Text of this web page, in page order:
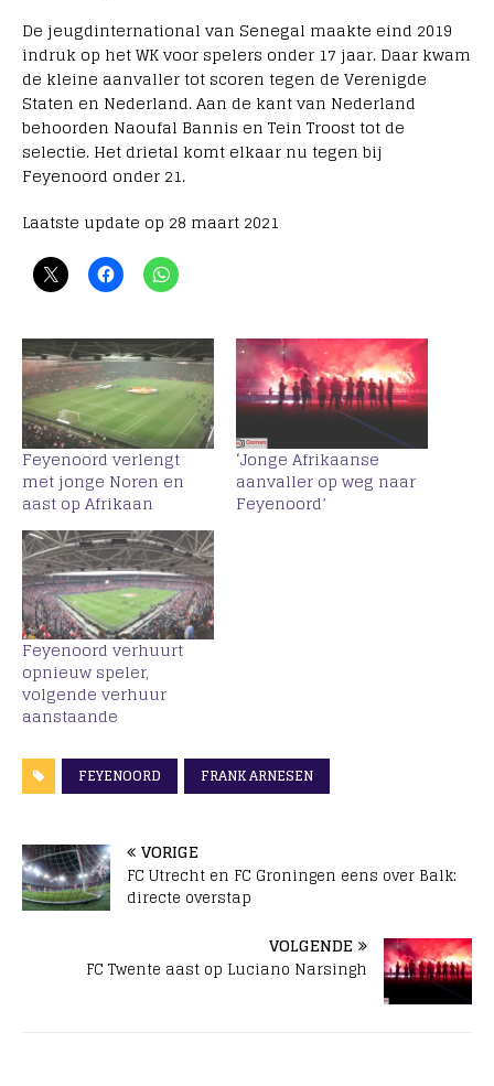
De jeugdinternational van Senegal maakte eind 2019
indruk op het WK voor spelers onder 17 jaar. Daar kwam
de kleine aanvaller tot scoren tegen de Verenigde
Staten en Nederland. Aan de kant van Nederland
behoorden Naoufal Bannis en Tein Troost tot de
selectie. Het drietal komt elkaar nu tegen bij
Feyenoord onder 21.
Laatste update op 28 maart 2021
Feyenoord verlengt
met jonge Noren en
aast op Afrikaan
‘Jonge Afrikaanse
aanvaller op weg naar
Feyenoord’
Feyenoord verhuurt
opnieuw speler,
volgende verhuur
aanstaande
FEYENOORD FRANK ARNESEN
VORIGE
FC Utrecht en FC Groningen eens over Balk:
directe overstap
VOLGENDE
FC Twente aast op Luciano Narsingh